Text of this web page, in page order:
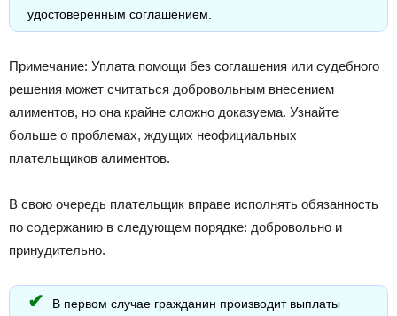
удостоверенным соглашением.
Примечание: Уплата помощи без соглашения или судебного
решения может считаться добровольным внесением
алиментов, но она крайне сложно доказуема. Узнайте
больше о проблемах, ждущих неофициальных
плательщиков алиментов.
В свою очередь плательщик вправе исполнять обязанность
по содержанию в следующем порядке: добровольно и
принудительно.
В первом случае гражданин производит выплаты